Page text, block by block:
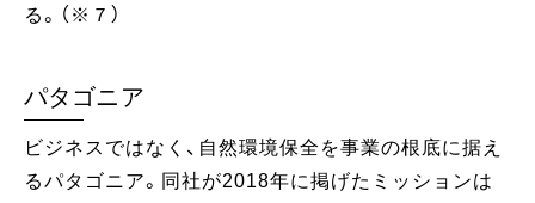
る。（※７）
パタゴニア
ビジネスではなく、自然環境保全を事業の根底に据え
るパタゴニア。同社が2018年に掲げたミッションは